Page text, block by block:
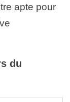
apte pour
du